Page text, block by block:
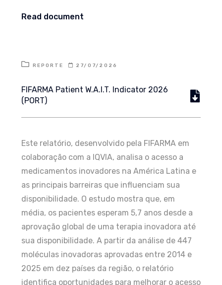
Read document
REPORTE 27/07/2026
FIFARMA Patient W.A.I.T. Indicator 2026
(PORT)
Este relatório, desenvolvido pela FIFARMA em
colaboração com a IQVIA, analisa o acesso a
medicamentos inovadores na América Latina e
as principais barreiras que influenciam sua
disponibilidade. O estudo mostra que, em
média, os pacientes esperam 5,7 anos desde a
aprovação global de uma terapia inovadora até
sua disponibilidade. A partir da análise de 447
moléculas inovadoras aprovadas entre 2014 e
2025 em dez países da região, o relatório
identifica oportunidades para melhorar o acesso